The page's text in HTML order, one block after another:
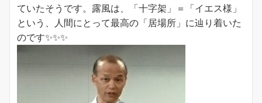
ていたそうです。露風は、「十字架」＝「イエス様」
という、人間にとって最高の「居場所」に辿り着いた
のです✨✨✨